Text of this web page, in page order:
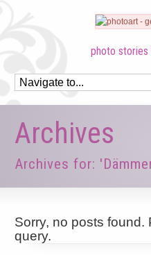
photo stories
Archives
Archives for:
Sorry, no posts found.
query.